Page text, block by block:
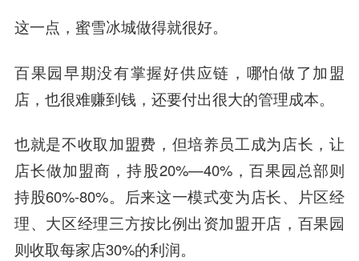
这一点，蜜雪冰城做得就很好。
百果园早期没有掌握好供应链，哪怕做了加盟
店，也很难赚到钱，还要付出很大的管理成本。
也就是不收取加盟费，但培养员工成为店长，让
店长做加盟商，持股20%—40%，百果园总部则
持股60%-80%。后来这一模式变为店长、片区经
理、大区经理三方按比例出资加盟开店，百果园
则收取每家店30%的利润。